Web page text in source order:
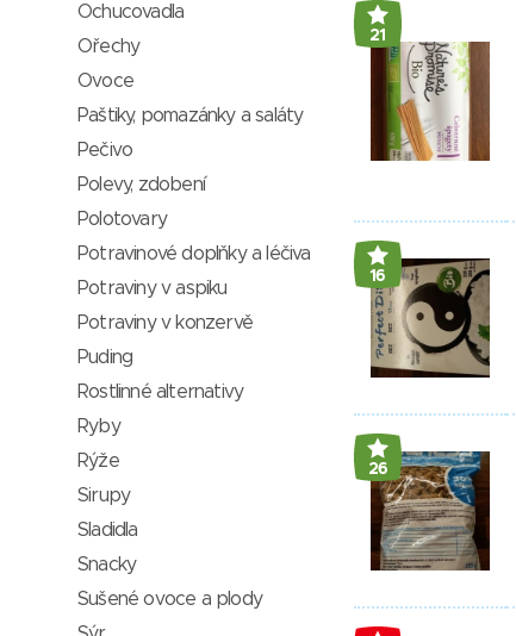
21
16
26
Ochucovadla
Ořechy
Ovoce
Paštiky, pomazánky a saláty
Pečivo
Polevy, zdobení
Polotovary
Potravinové doplňky a léčiva
Potraviny v aspiku
Potraviny v konzervě
Puding
Rostlinné alternativy
Ryby
Rýže
Sirupy
Sladidla
Snacky
Sušené ovoce a plody